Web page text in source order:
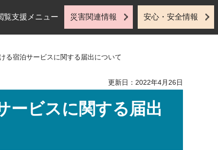
覧支援メニュー 災害関連情報 安心・安全情報
る宿泊サービスに関する届出について
更新日：2022年4月26日
ービスに関する届出